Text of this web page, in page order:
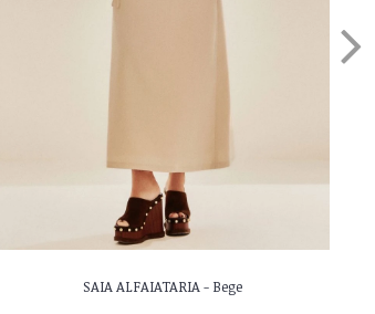
SAIA ALFAIATARIA - Bege